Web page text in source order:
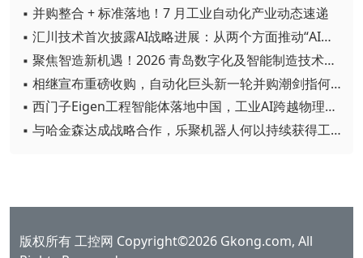
▪ 并购整合 + 标准落地！7 月工业自动化产业动态速递
▪ 汇川技术首次披露AI战略进展：从两个方面推动“AI业务化”落地
▪ 聚焦智造新机遇！2026 青岛数字化及智能制造技术论坛圆满落幕
▪ 相继宣布重磅收购，自动化巨头新一轮并购潮剑指何方？
▪ 西门子Eigen工程智能体落地中国，工业AI跨越物理世界“确定性”拐点
▪ 与哈金森达成战略合作，乐聚机器人何以持续获得工业巨头青睐？
版权所有 工控网 Copyright©2026 Gkong.com, All